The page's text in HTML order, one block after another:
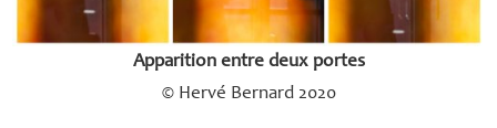
Apparition entre deux portes
© Hervé Bernard 2020